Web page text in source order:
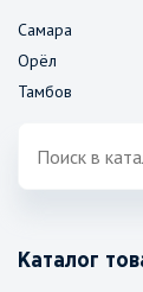
Самара
Орёл
Тамбов
Каталог